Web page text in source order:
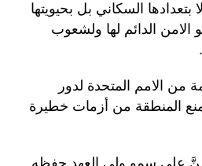
بتعدادها السكاني بل بحيويتها
الامن الدائم لها ولشعوب
من الامم المتحدة لدور
منع المنطقة من أزمات خطيرة